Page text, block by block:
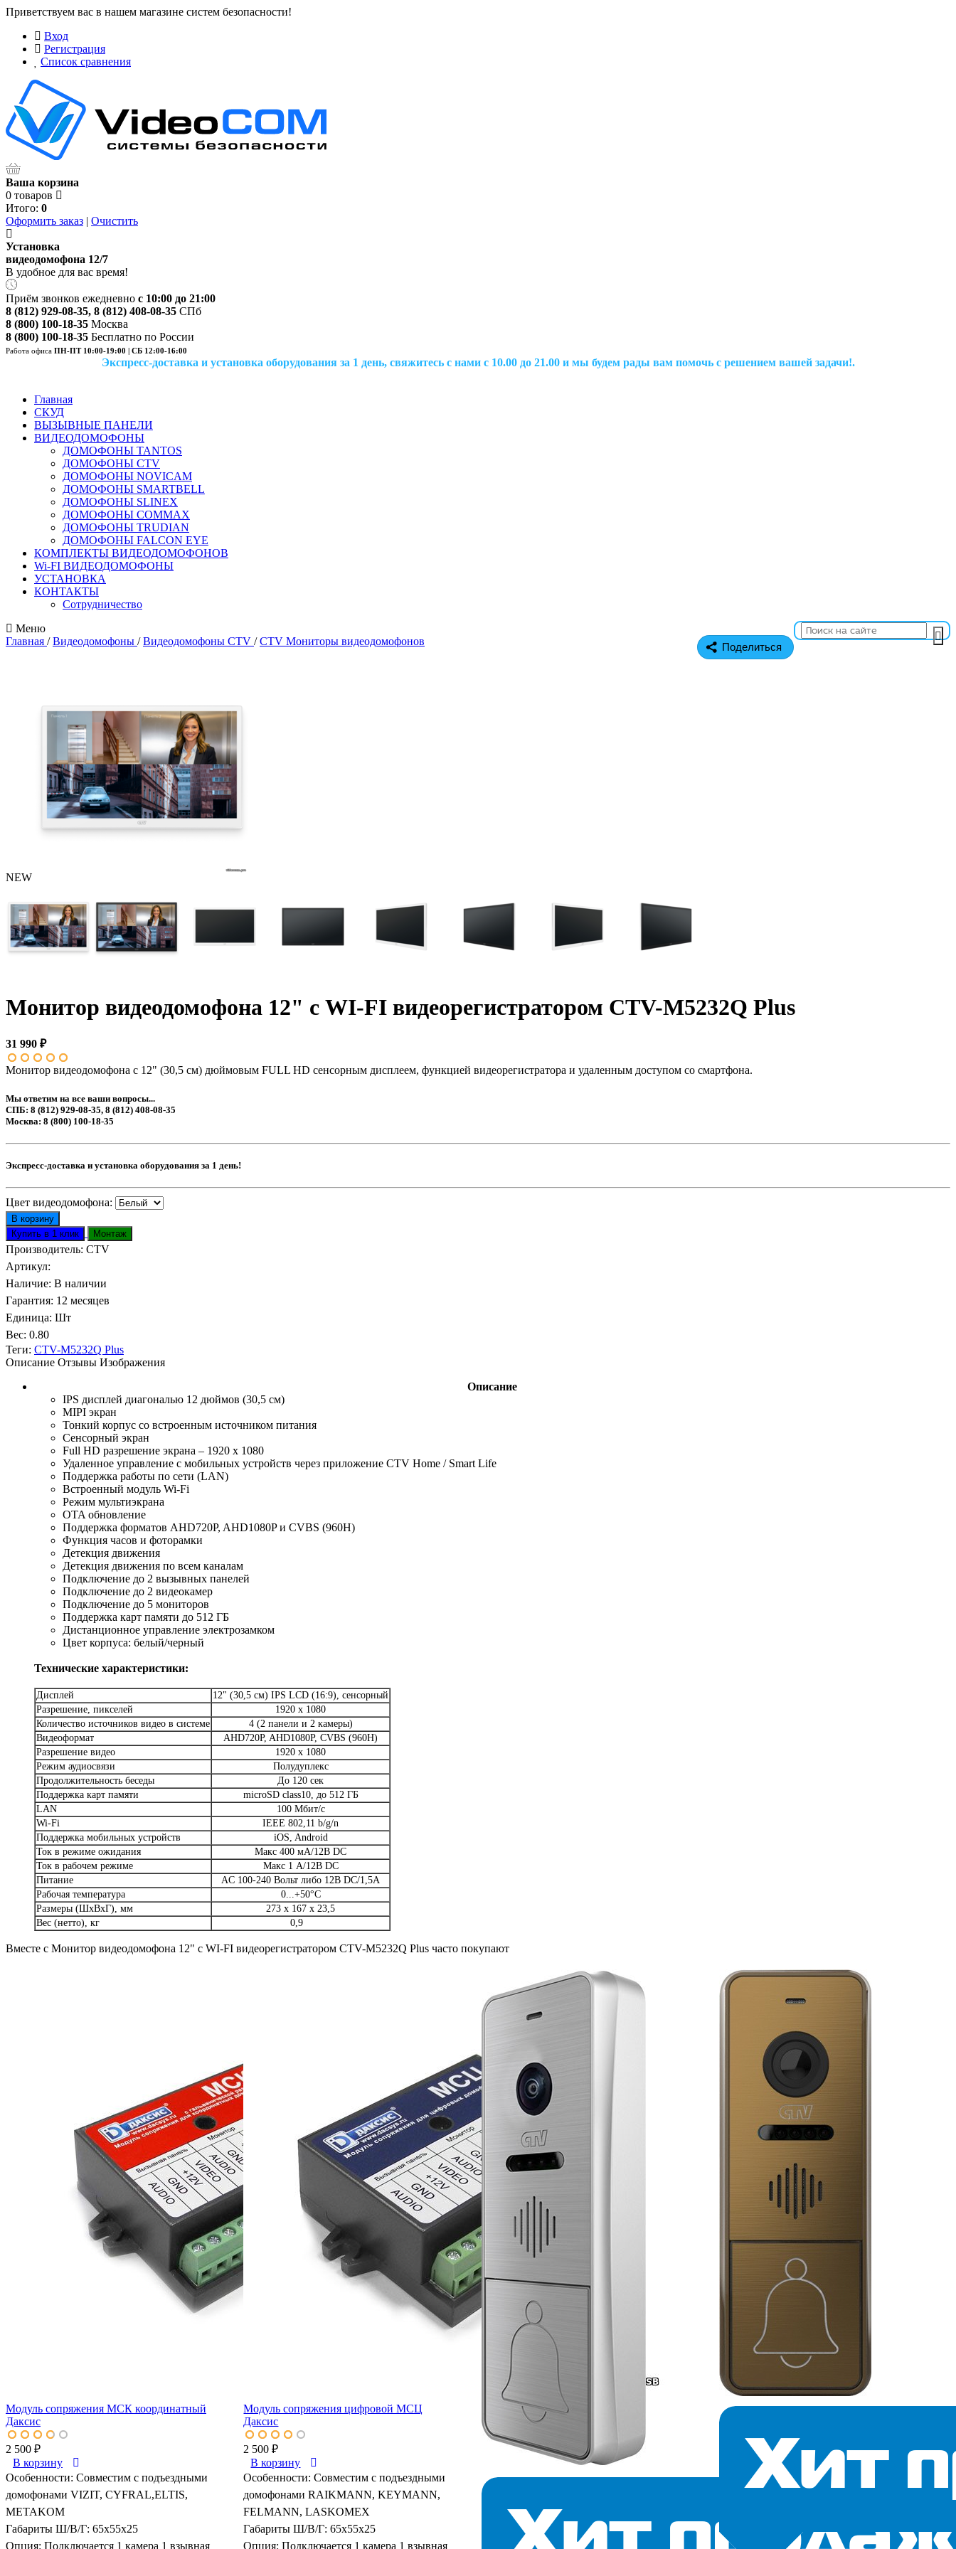
Приветствуем вас в нашем магазине систем безопасности!
Вход
Регистрация
Список сравнения
Ваша корзина
0 товаров
Итого: 0
Оформить заказ | Очистить
Установка
видеодомофона 12/7
В удобное для вас время!
Приём звонков ежедневно с 10:00 до 21:00
8 (812) 929-08-35, 8 (812) 408-08-35 СПб
8 (800) 100-18-35 Москва
8 (800) 100-18-35 Бесплатно по России
Работа офиса ПН-ПТ 10:00-19:00 | СБ 12:00-16:00
Экспресс-доставка и установка оборудования за 1 день, свяжитесь с нами с 10.00 до 21.00 и мы будем рады вам помочь с решением вашей задачи!.
Главная
СКУД
ВЫЗЫВНЫЕ ПАНЕЛИ
ВИДЕОДОМОФОНЫ
ДОМОФОНЫ TANTOS
ДОМОФОНЫ CTV
ДОМОФОНЫ NOVICAM
ДОМОФОНЫ SMARTBELL
ДОМОФОНЫ SLINEX
ДОМОФОНЫ COMMAX
ДОМОФОНЫ TRUDIAN
ДОМОФОНЫ FALCON EYE
КОМПЛЕКТЫ ВИДЕОДОМОФОНОВ
Wi-FI ВИДЕОДОМОФОНЫ
УСТАНОВКА
КОНТАКТЫ
Сотрудничество
Меню
Поделиться
Главная /Видеодомофоны /Видеодомофоны CTV /CTV Мониторы видеодомофонов
NEW
Монитор видеодомофона 12" с WI-FI видеорегистратором CTV-M5232Q Plus
31 990 ₽
Монитор видеодомофона с 12" (30,5 см) дюймовым FULL HD сенсорным дисплеем, функцией видеорегистратора и удаленным доступом со смартфона.
Мы ответим на все ваши вопросы...
СПБ: 8 (812) 929-08-35, 8 (812) 408-08-35
Москва: 8 (800) 100-18-35
Экспресс-доставка и установка оборудования за 1 день!
Цвет видеодомофона:
Производитель: CTV
Артикул:
Наличие: В наличии
Гарантия: 12 месяцев
Единица: Шт
Вес: 0.80
Теги: CTV-M5232Q Plus
Описание Отзывы Изображения
Описание
IPS дисплей диагональю 12 дюймов (30,5 см)
MIPI экран
Тонкий корпус со встроенным источником питания
Сенсорный экран
Full HD разрешение экрана – 1920 x 1080
Удаленное управление с мобильных устройств через приложение CTV Home / Smart Life
Поддержка работы по сети (LAN)
Встроенный модуль Wi-Fi
Режим мультиэкрана
OTA обновление
Поддержка форматов AHD720P, AHD1080P и CVBS (960H)
Функция часов и фоторамки
Детекция движения
Детекция движения по всем каналам
Подключение до 2 вызывных панелей
Подключение до 2 видеокамер
Подключение до 5 мониторов
Поддержка карт памяти до 512 ГБ
Дистанционное управление электрозамком
Цвет корпуса: белый/черный
Технические характеристики:
Дисплей
12" (30,5 см) IPS LCD (16:9), сенсорный
Разрешение, пикселей
1920 x 1080
Количество источников видео в системе
4 (2 панели и 2 камеры)
Видеоформат
AHD720P, AHD1080P, CVBS (960H)
Разрешение видео
1920 x 1080
Режим аудиосвязи
Полудуплекс
Продолжительность беседы
До 120 сек
Поддержка карт памяти
microSD class10, до 512 ГБ
LAN
100 Мбит/с
Wi-Fi
IEEE 802,11 b/g/n
Поддержка мобильных устройств
iOS, Android
Ток в режиме ожидания
Макс 400 мА/12В DC
Ток в рабочем режиме
Макс 1 А/12В DC
Питание
AC 100-240 Вольт либо 12В DC/1,5А
Рабочая температура
0...+50°С
Размеры (ШхВхГ), мм
273 x 167 x 23,5
Вес (нетто), кг
0,9
Вместе с Монитор видеодомофона 12" с WI-FI видеорегистратором CTV-M5232Q Plus часто покупают
Модуль сопряжения МСК координатный
Даксис
2 500 ₽
В корзину
Особенности: Совместим с подъездными
домофонами VIZIT, CYFRAL,ELTIS,
METAKOM
Габариты Ш/В/Г: 65х55х25
Опция: Подключается 1 камера 1 взывная
Модуль сопряжения цифровой МСЦ
Даксис
2 500 ₽
В корзину
Особенности: Совместим с подъездными
домофонами RAIKMANN, KEYMANN,
FELMANN, LASKOMEX
Габариты Ш/В/Г: 65х55х25
Опция: Подключается 1 камера 1 взывная